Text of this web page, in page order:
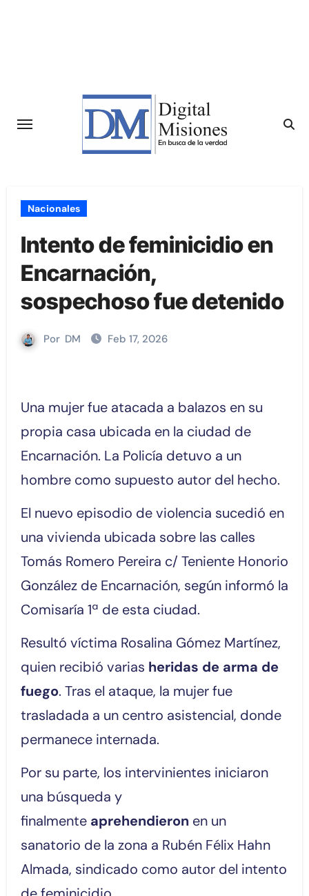
Nacionales
Intento de feminicidio en
Encarnación,
sospechoso fue detenido
Por DM Feb 17, 2026
Una mujer fue atacada a balazos en su
propia casa ubicada en la ciudad de
Encarnación. La Policía detuvo a un
hombre como supuesto autor del hecho.
El nuevo episodio de violencia sucedió en
una vivienda ubicada sobre las calles
Tomás Romero Pereira c/ Teniente Honorio
González de Encarnación, según informó la
Comisaría 1ª de esta ciudad.
Resultó víctima Rosalina Gómez Martínez,
quien recibió varias heridas de arma de
fuego. Tras el ataque, la mujer fue
trasladada a un centro asistencial, donde
permanece internada.
Por su parte, los intervinientes iniciaron
una búsqueda y
finalmenteaprehendieron en un
sanatorio de la zona a Rubén Félix Hahn
Almada, sindicado como autor del intento